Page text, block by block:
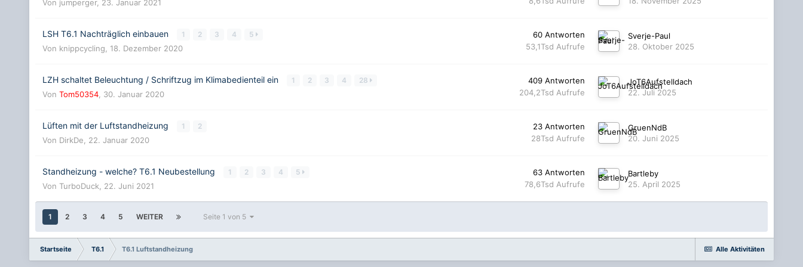
Von jumperger, 23. Januar 2021
LSH T6.1 Nachträglich einbauen 1 2 3 4 5
Von knippcycling 18. Dezember 2020
60 Antworten
53,1Tsd Aufrufe
Sverje-Paul
28. Oktober 2025
LZH schaltet Beleuchtung / Schriftzug im Klimabedienteil ein 1 2 3 4 28
Von Tom50354, 30. Januar 2020
409 Antworten
204,2Tsd Aufrufe
JoT6Aufstelldach
22. Juli 2025
Lüften mit der Luftstandheizung 1 2
Von DirkDe 22. Januar 2020
23 Antworten
28Tsd Aufrufe
GruenNdB
20. Juni 2025
Standheizung - welche? T6.1 Neubestellung 1 2 3 4 5
Von TurboDuck 22. Juni 2021
63 Antworten
78,6Tsd Aufrufe
Bartleby
25. April 2025
1 2 3 4 5 WEITER Seite 1 von 5
Alle Aktivitäten
Startseite T6.1 T6.1 Luftstandheizung